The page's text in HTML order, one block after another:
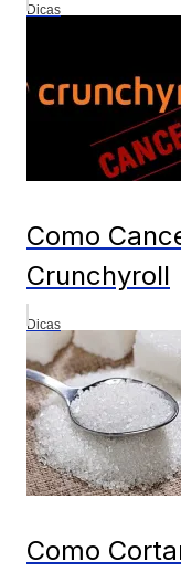
Dicas
Como
Crunchyroll
Dicas
Como